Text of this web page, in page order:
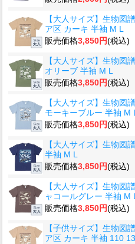
【大人サイズ】生物図
ア区 カーキ 半袖 M L
販売価格3,850円(税込)
【大人サイズ】生物
オリーブ 半袖 M L
販売価格3,850円(税込)
【大人サイズ】生物図
モーキーブルー 半袖 M L
販売価格3,850円(税込)
【大人サイズ】生物図
半袖 M L
販売価格3,850円(税込)
【大人サイズ】生物図
ャコールグレー 半袖 M L
販売価格3,850円(税込)
【子供サイズ】生物図
ア区 カーキ 半袖 110